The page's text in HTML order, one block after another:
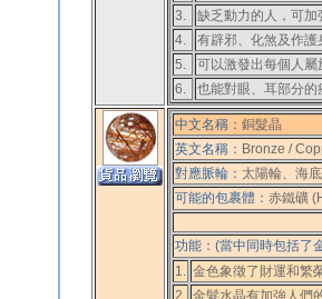
3.
缺乏動力的人，可加
4.
有辟邪、化煞及作護
5.
可以激發出每個人
6.
也能對眼、耳部分
中文名稱： 銅髮晶
英文名稱： Bronze /
對應脈輪： 太陽輪、海
可能的包裹體： 赤鐵礦
功能：(當中同時包括了
1. 金色象徵了財運和繁
2. 金髮水晶有加強人們